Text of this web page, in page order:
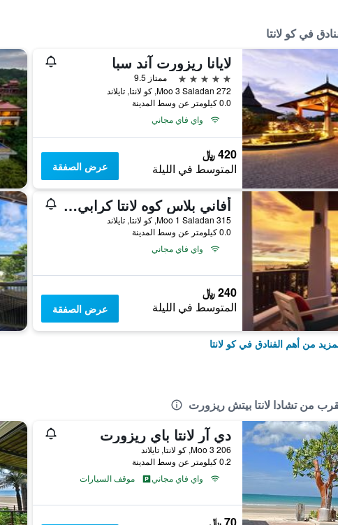
في كو لانتا
لايانا ريزورت آند سبا
5 نجوم
ممتاز 9.5
272 Moo 3 Saladan, كو لانتا, تايلاند
0.0 كيلومتر عن وسط المدينة
واي فاي مجاني
420 ﷼
المتوسط في الليلة عرض الصفقة
أفاني بلاس كوه لانتا كرابي ريزورت
315 Moo 1 Saladan, كو لانتا, تايلاند
0.0 كيلومتر عن وسط المدينة
واي فاي مجاني
240 ﷼
المتوسط في الليلة عرض الصفقة
من أهم الفنادق في كو لانتا
من تشادا لانتا بيتش ريزورت
دي آر لانتا باي ريزورت
206 Moo 3, كو لانتا, تايلاند
0.2 كيلومتر عن وسط المدينة
واي فاي مجاني
موقف السيارات
70 ﷼